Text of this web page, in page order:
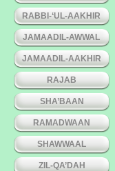
RABBI-‘UL-AAKHIR
JAMAADIL-AWWAL
JAMAADIL-AAKHIR
RAJAB
SHA’BAAN
RAMADWAAN
SHAWWAAL
ZIL-QA’DAH